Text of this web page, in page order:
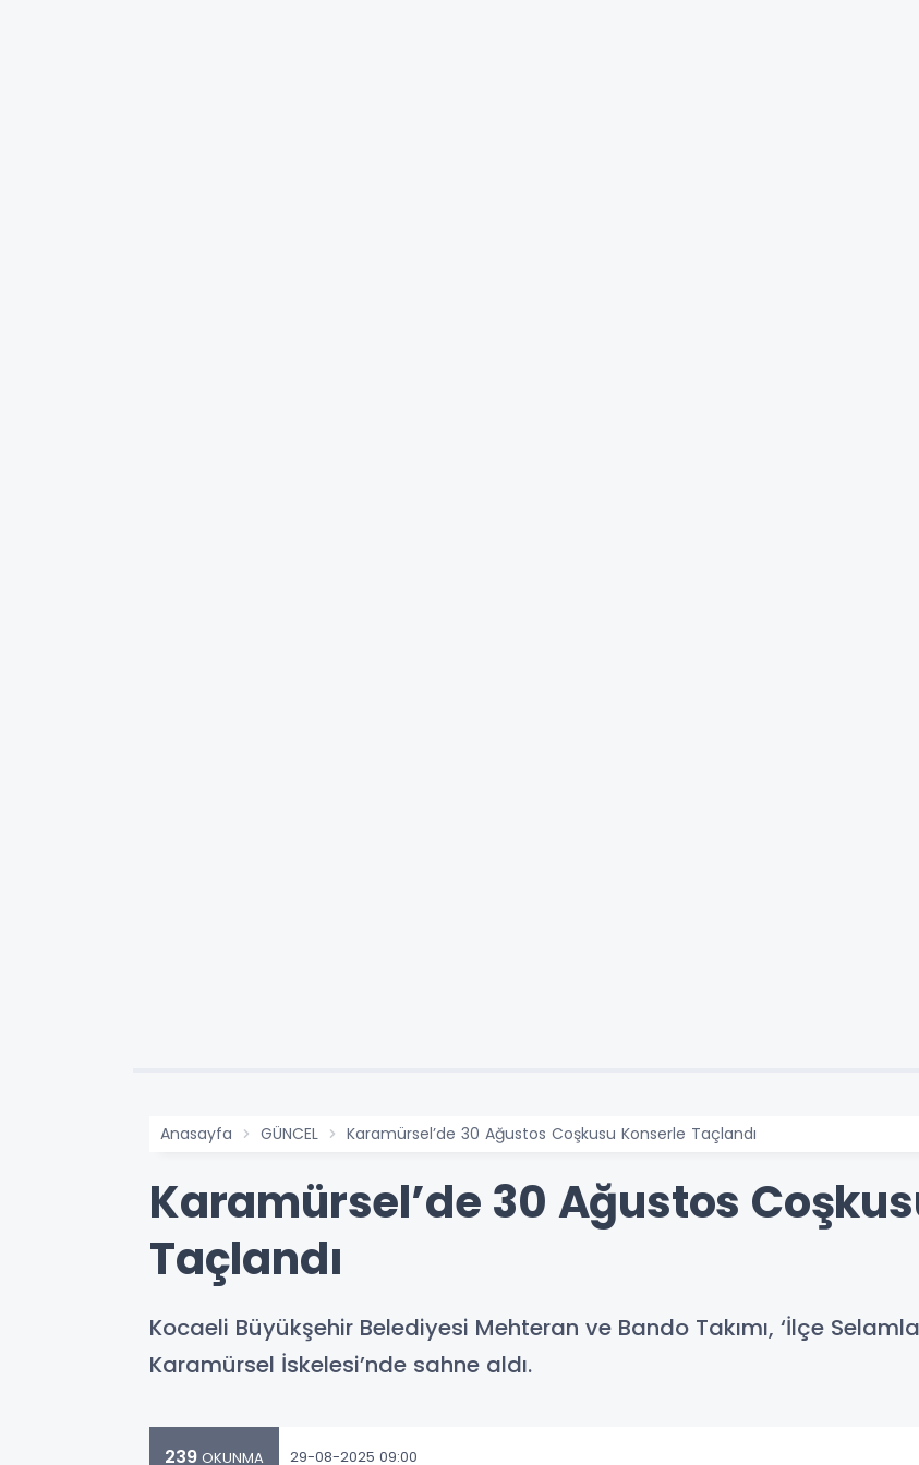
Anasayfa GÜNCEL Karamürsel’de 30 Ağustos Coşkusu Konserle Taçlandı
Karamürsel’de 30 Ağustos
Taçlandı
Kocaeli Büyükşehir Belediyesi Mehteran ve Bando Takımı, ‘İlçe
Karamürsel İskelesi’nde sahne aldı.
239 OKUNMA 29-08-2025 09:00